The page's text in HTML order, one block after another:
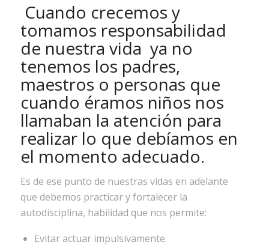
Cuando crecemos y
tomamos responsabilidad
de nuestra vida ya no
tenemos los padres,
maestros o personas que
cuando éramos niños nos
llamaban la atención para
realizar lo que debíamos en
el momento adecuado.
Es de ese punto de nuestras vidas en adelante
que debemos practicar y fortalecer la
autodisciplina, habilidad que nos permite:
Evitar actuar impulsivamente.